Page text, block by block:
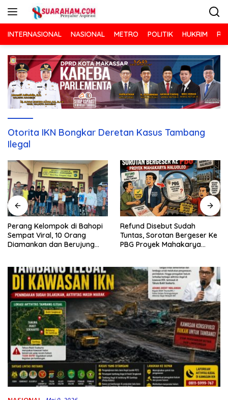
INTERNASIONAL NASIONAL METRO POLITIK HUKRIM
Otorita IKN Bongkar Deretan Kasus Tambang
Ilegal
Perang Kelompok di Bahopi
Sempat Viral, 10 Orang
Diamankan dan Berujung
Refund Disebut Sudah
Tuntas, Sorotan Bergeser Ke
PBG Proyek Mahakarya